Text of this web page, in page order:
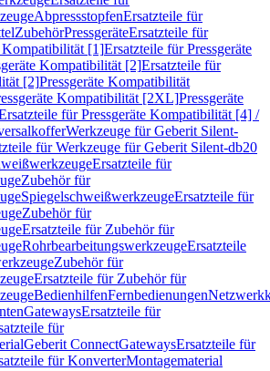
AbpressstopfenErsatzteile für
ZubehörPressgeräteErsatzteile für
Kompatibilität [1]Ersatzteile für Pressgeräte
Kompatibilität [2]Ersatzteile für
[2]Pressgeräte Kompatibilität
Kompatibilität [2XL]Pressgeräte
für Pressgeräte Kompatibilität [4] /
Werkzeuge für Geberit Silent-
für Werkzeuge für Geberit Silent-db20
Ersatzteile für
Zubehör für
SpiegelschweißwerkzeugeErsatzteile für
Zubehör für
Ersatzteile für Zubehör für
RohrbearbeitungswerkzeugeErsatzteile
Zubehör für
Ersatzteile für Zubehör für
BedienhilfenFernbedienungen
GatewaysErsatzteile für
für
Geberit ConnectGatewaysErsatzteile für
für KonverterMontagematerial